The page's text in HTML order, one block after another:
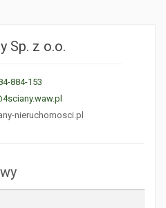
Sp. z o.o.
884-153
nieruchomosci.pl